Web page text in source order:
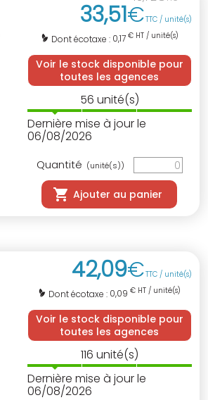
33,51€TTC / unité(s)
Dont écotaxe : 0,17€ HT / unité(s)
Voir le stock disponible pour
toutes les agences
56 unité(s)
Dernière mise à jour le
06/08/2026
Quantité (unité(s))
Ajouter au panier
42,09€TTC / unité(s)
Dont écotaxe : 0,09 € HT / unité(s)
Voir le stock disponible pour
toutes les agences
116 unité(s)
Dernière mise à jour le
06/08/2026